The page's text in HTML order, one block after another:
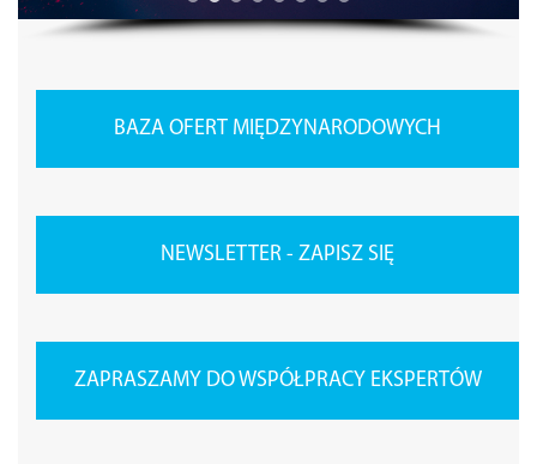
BAZA OFERT MIĘDZYNARODOWYCH
NEWSLETTER - ZAPISZ SIĘ
ZAPRASZAMY DO WSPÓŁPRACY EKSPERTÓW